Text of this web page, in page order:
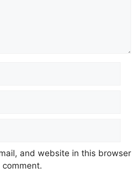
and website in this browser